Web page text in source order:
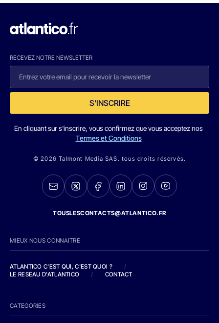
RECEVEZ NOTRE NEWSLETTER
S'INSCRIRE
En cliquant sur s'inscrire, vous confirmez que vous acceptez nos
Termes et Conditions
© 2026 Talmont Media SAS. tous droits réservés.
TOUSLESCONTACTS@ATLANTICO.FR
MIEUX NOUS CONNAITRE
ATLANTICO C'EST QUI, C'EST QUOI ?
/
LE RESEAU D'ATLANTICO
/ CONTACT
CATEGORIES